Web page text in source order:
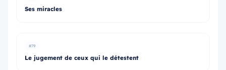
Ses miracles
#79
Le jugement de ceux qui le détestent